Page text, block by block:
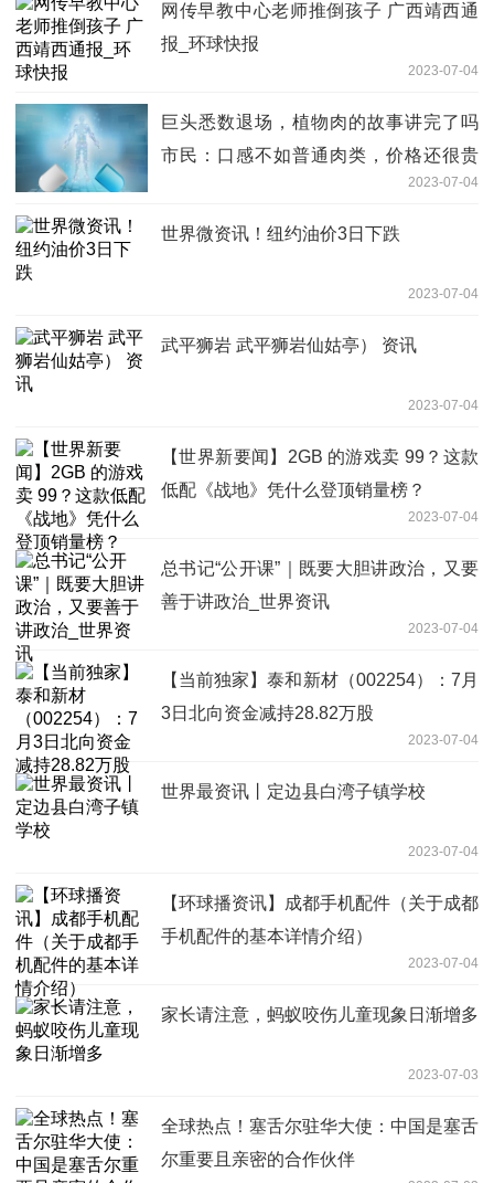
网传早教中心老师推倒孩子 广西靖西通
报_环球快报
2023-07-04
巨头悉数退场，植物肉的故事讲完了吗
市民：口感不如普通肉类，价格还很贵
2023-07-04
世界微资讯！纽约油价3日下跌
2023-07-04
武平狮岩 武平狮岩仙姑亭） 资讯
2023-07-04
【世界新要闻】2GB 的游戏卖 99？这款
低配《战地》凭什么登顶销量榜？
2023-07-04
总书记“公开课”｜既要大胆讲政治，又要
善于讲政治_世界资讯
2023-07-04
【当前独家】泰和新材（002254）：7月
3日北向资金减持28.82万股
2023-07-04
世界最资讯丨定边县白湾子镇学校
2023-07-04
【环球播资讯】成都手机配件（关于成都
手机配件的基本详情介绍）
2023-07-04
家长请注意，蚂蚁咬伤儿童现象日渐增多
2023-07-03
全球热点！塞舌尔驻华大使：中国是塞舌
尔重要且亲密的合作伙伴